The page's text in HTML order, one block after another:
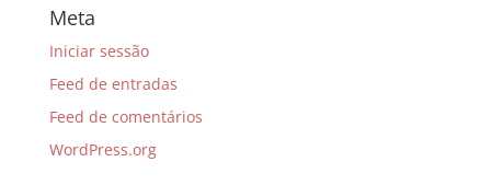
Meta
Iniciar sessão
Feed de entradas
Feed de comentários
WordPress.org